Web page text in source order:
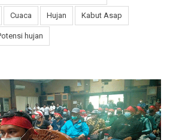
Cuaca Hujan Kabut Asap
hujan